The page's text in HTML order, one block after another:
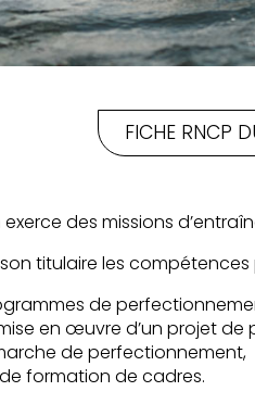
FICHE RNCP
exerce des missions
son titulaire les compétences
de
en œuvre d’un projet de
de perfectionnement,
formation de cadres.